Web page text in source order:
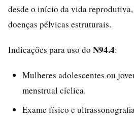
desde o início da vida
doenças pélvicas estruturais.
Indicações para uso do N94.4:
Mulheres adolescentes ou
menstrual cíclica.
Exame físico e